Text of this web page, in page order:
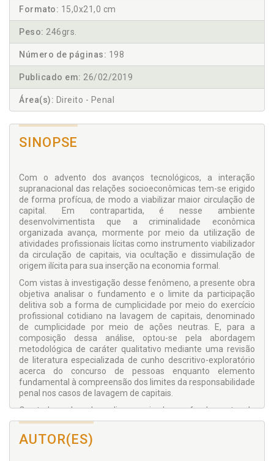
Formato: 15,0x21,0 cm
Peso: 246grs.
Número de páginas: 198
Publicado em: 26/02/2019
Área(s): Direito - Penal
SINOPSE
Com o advento dos avanços tecnológicos, a interação
supranacional das relações socioeconômicas tem-se erigido
de forma profícua, de modo a viabilizar maior circulação de
capital. Em contrapartida, é nesse ambiente
desenvolvimentista que a criminalidade econômica
organizada avança, mormente por meio da utilização de
atividades profissionais lícitas como instrumento viabilizador
da circulação de capitais, via ocultação e dissimulação de
origem ilícita para sua inserção na economia formal.
Com vistas à investigação desse fenômeno, a presente obra
objetiva analisar o fundamento e o limite da participação
delitiva sob a forma de cumplicidade por meio do exercício
profissional cotidiano na lavagem de capitais, denominado
de cumplicidade por meio de ações neutras. E, para a
composição dessa análise, optou-se pela abordagem
metodológica de caráter qualitativo mediante uma revisão
de literatura especializada de cunho descritivo-exploratório
acerca do concurso de pessoas enquanto elemento
fundamental à compreensão dos limites da responsabilidade
penal nos casos de lavagem de capitais.
O estudo nuclear desse livro recai sobre os fundamentos da
responsabilidade penal na cumplicidade por meio de ações
cotidianas de profissionais de áreas sensíveis, buscando
demonstrar o fundamento político-criminal que permite
AUTOR(ES)